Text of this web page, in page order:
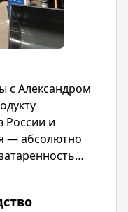
с Александром
России и
— абсолютно